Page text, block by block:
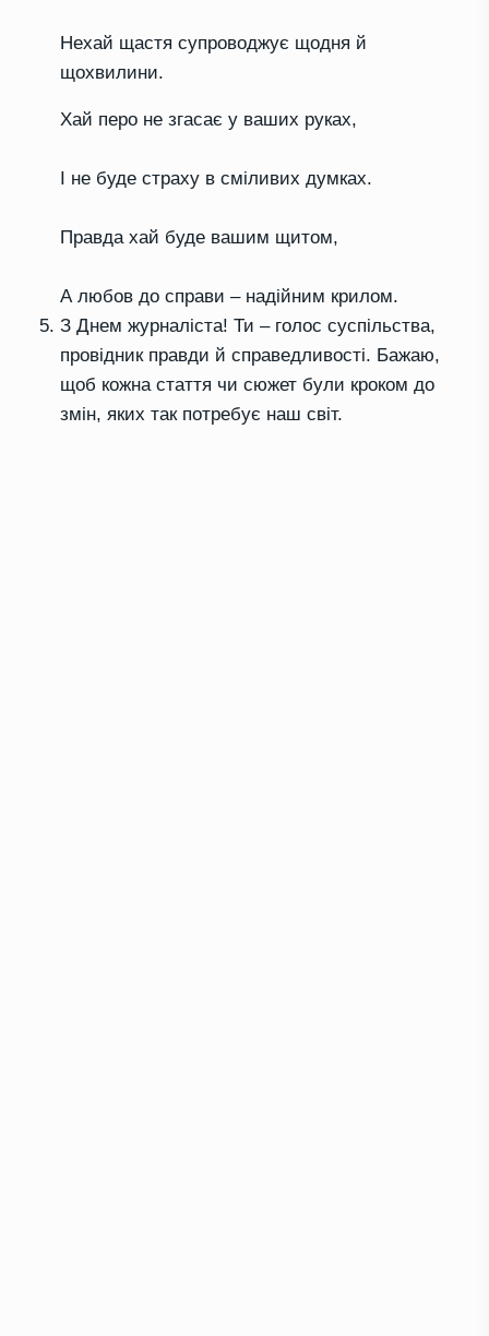
Нехай щастя супроводжує щодня й
щохвилини.
Хай перо не згасає у ваших руках,
І не буде страху в сміливих думках.
Правда хай буде вашим щитом,
А любов до справи – надійним крилом.
З Днем журналіста! Ти – голос суспільства,
провідник правди й справедливості. Бажаю,
щоб кожна стаття чи сюжет були кроком до
змін, яких так потребує наш світ.